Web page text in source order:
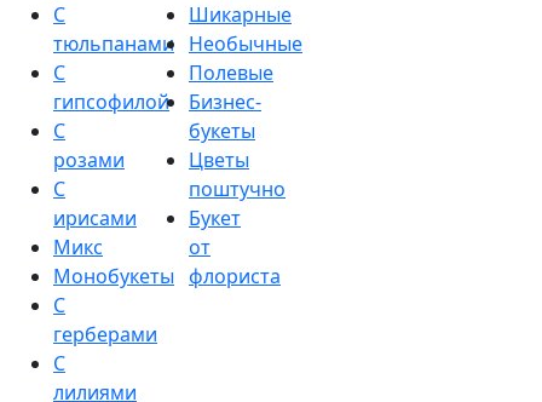
С
тюльпанами
С
гипсофилой
С
розами
С
ирисами
Микс
Монобукеты
С
герберами
С
лилиями
Шикарные
Необычные
Полевые
Бизнес-
букеты
Цветы
поштучно
Букет
от
флориста